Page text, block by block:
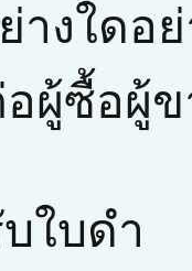
างใดอ
ผู้ซื้อผู้
ใบดำ